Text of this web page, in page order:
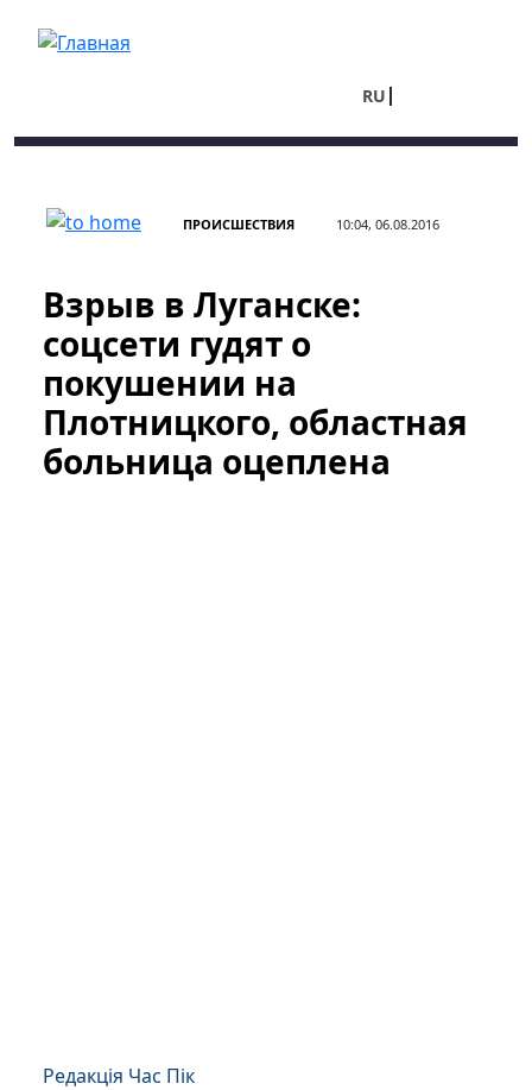
RU
ПРОИСШЕСТВИЯ 10:04, 06.08.2016
Взрыв в Луганске:
соцсети гудят о
покушении на
Плотницкого, областная
больница оцеплена
Редакція Час Пік